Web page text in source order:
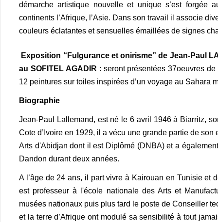
démarche artistique nouvelle et unique s’est
continents l’Afrique, l’Asie. Dans son travail il associe
couleurs éclatantes et sensuelles émaillées de signes
Exposition “Fulgurance et onirisme” de Jean-Paul
au SOFITEL AGADIR : seront présentées 37oeuvres
12 peintures sur toiles inspirées d’un voyage au Sahara
Biographie
Jean-Paul Lallemand, est né le 6 avril 1946 à Biarritz,
Cote d’Ivoire en 1929, il a vécu une grande partie de
Arts d'Abidjan dont il est Diplômé (DNBA) et a
Dandon durant deux années.
A l’âge de 24 ans, il part vivre à Kairouan en Tunisie
est professeur à l'école nationale des Arts et
musées nationaux puis plus tard le poste de Conseiller
et la terre d’Afrique ont modulé sa sensibilité à tout